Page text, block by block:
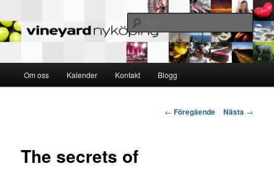
Nyköping Vineyard
MED VARANDRA – FÖR ANDRA – TILL GUD
Sök
Hoppa
Om oss Kalender Kontakt Blogg
Inläggsnavigering
← Föregående Nästa →
The secrets of